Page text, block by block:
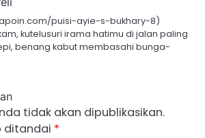
puisi-ayie-s-bukhary-8)
kutelusuri irama hatimu di jalan paling
benang kabut membasahi bunga-
tidak akan dipublikasikan.
ditandai *